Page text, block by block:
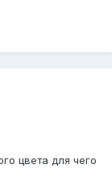
цвета для чего